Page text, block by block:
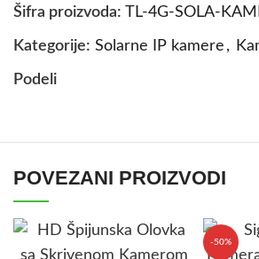
Šifra proizvoda: TL-4G-SOLA-
Kategorije: Solarne IP kamere ,
Podeli
POVEZANI PROIZVODI
-50%